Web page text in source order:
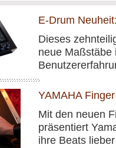
E-Drum
Dieses
neue Maßstäbe
YAMAHA
Mit den neuen
präsentiert
ihre Beats